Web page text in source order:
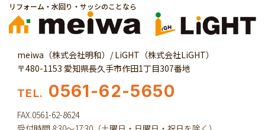
リフォーム・水回り・サッシのことなら
meiwa（株式会社明和）/ LiGHT（株式会社LiGHT）
〒480-1153 愛知県長久手市作田1丁目307番地
TEL. 0561-62-5650
FAX.0561-62-8624